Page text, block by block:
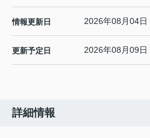
情報更新日 2026年08月04日
更新予定日 2026年08月09日
詳細情報